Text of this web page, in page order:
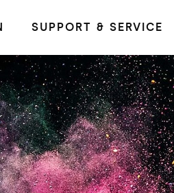
SUPPORT & SERVICE